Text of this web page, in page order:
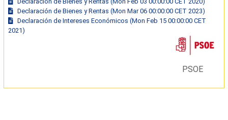
Declaración de Bienes y Rentas (Mon Mar 06 00:00:00 CET 2023)
Declaración de Intereses Económicos (Mon Feb 15 00:00:00 CET
2021)
PSOE